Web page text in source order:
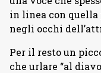
in linea con
negli occhi
Per il resto un
che urlare “al